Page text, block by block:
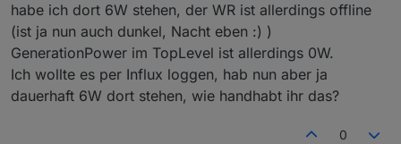
habe ich dort 6W stehen, der WR ist allerdings offline
(ist ja nun auch dunkel, Nacht eben :) )
GenerationPower im TopLevel ist allerdings 0W.
Ich wollte es per Influx loggen, hab nun aber ja
dauerhaft 6W dort stehen, wie handhabt ihr das?
0